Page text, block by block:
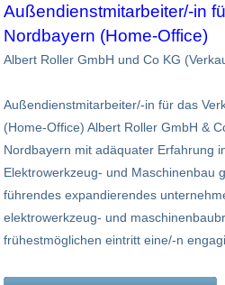
Außendienstmitarbeiter/-in
Nordbayern (Home-Office)
Albert Roller GmbH und Co KG
Außendienstmitarbeiter/-in für das
(Home-Office) Albert Roller GmbH &
Nordbayern mit adäquater Erfahrung
Elektrowerkzeug- und Maschinenbau
führendes expandierendes
elektrowerkzeug- und
frühestmöglichen eintritt eine/-n